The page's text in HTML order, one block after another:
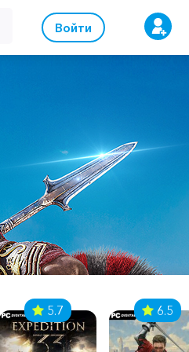
Войти
5.7 6.5